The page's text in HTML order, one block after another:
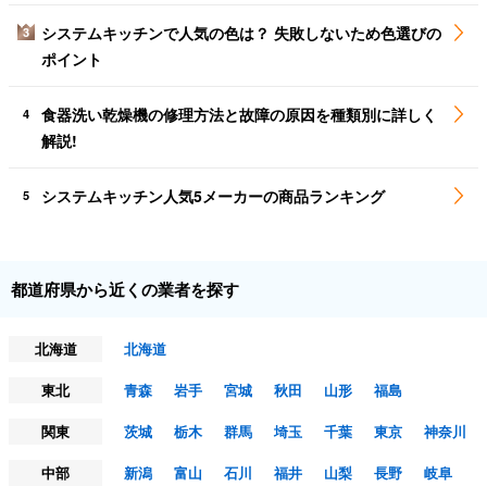
3
システムキッチンで人気の色は？ 失敗しないため色選びの
ポイント
4
食器洗い乾燥機の修理方法と故障の原因を種類別に詳しく
解説!
5 システムキッチン人気5メーカーの商品ランキング
都道府県から近くの業者を探す
北海道
北海道
東北
青森 岩手 宮城 秋田 山形
福島
関東
茨城 栃木 群馬 埼玉 千葉 東京
神奈川
中部
新潟 富山 石川 福井 山梨 長野
岐阜